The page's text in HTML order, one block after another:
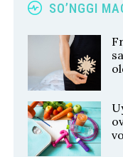
SO’NGGI